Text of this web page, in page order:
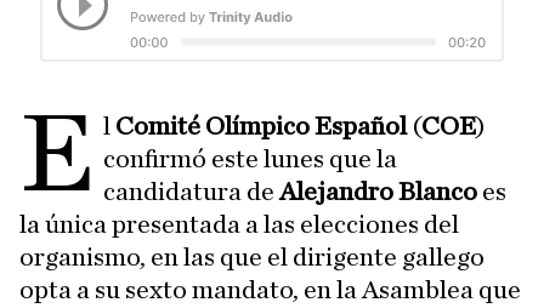
E l Comité Olímpico Español(COE)
confirmó este lunes que la
candidatura deAlejandro Blanco es
la única presentada a las elecciones del
organismo, en las que el dirigente gallego
opta a su sexto mandato, en la Asamblea que